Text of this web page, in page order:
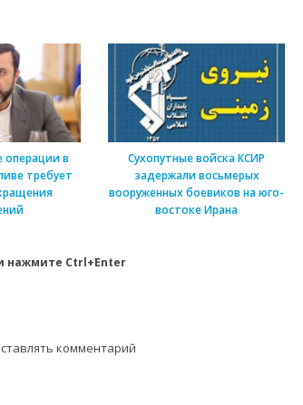
операции в
требует
Сухопутные войска КСИР
задержали восьмерых
вооруженных боевиков на юго-
востоке Ирана
нажмите Ctrl+Enter
комментарий